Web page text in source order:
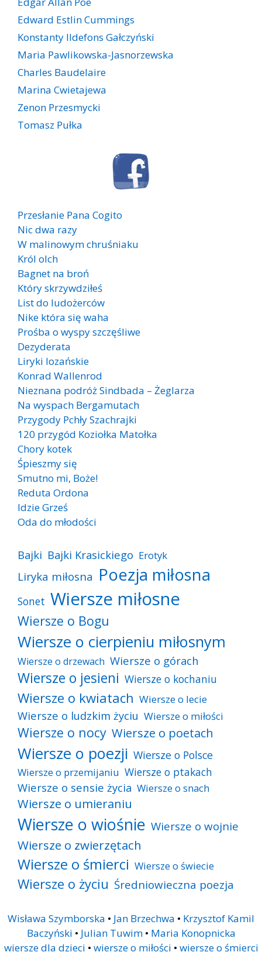
Edward Estlin Cummings
Konstanty Ildefons Gałczyński
Maria Pawlikowska-Jasnorzewska
Charles Baudelaire
Marina Cwietajewa
Zenon Przesmycki
Tomasz Pułka
Przesłanie Pana Cogito
Nic dwa razy
W malinowym chruśniaku
Król olch
Bagnet na broń
Który skrzywdziłeś
List do ludożerców
Nike która się waha
Prośba o wyspy szczęśliwe
Dezyderata
Liryki lozańskie
Konrad Wallenrod
Nieznana podróż Sindbada – Żeglarza
Na wyspach Bergamutach
Przygody Pchły Szachrajki
120 przygód Koziołka Matołka
Chory kotek
Śpieszmy się
Smutno mi, Boże!
Reduta Ordona
Idzie Grześ
Oda do młodości
Bajki Bajki Krasickiego Erotyk
Liryka miłosna Poezja miłosna
Sonet Wiersze miłosne
Wiersze o Bogu
Wiersze o cierpieniu miłosnym
Wiersze o drzewach Wiersze o górach
Wiersze o jesieni Wiersze o kochaniu
Wiersze o kwiatach Wiersze o lecie
Wiersze o ludzkim życiu Wiersze o miłości
Wiersze o nocy Wiersze o poetach
Wiersze o poezji Wiersze o Polsce
Wiersze o przemijaniu Wiersze o ptakach
Wiersze o sensie życia Wiersze o snach
Wiersze o umieraniu
Wiersze o wiośnie Wiersze o wojnie
Wiersze o zwierzętach
Wiersze o śmierci Wiersze o świecie
Wiersze o życiu Średniowieczna poezja
Wisława Szymborska • Jan Brzechwa • Krzysztof Kamil
Baczyński • Julian Tuwim• Maria Konopnicka
wiersze dla dzieci • wiersze o miłości • wiersze o śmierci